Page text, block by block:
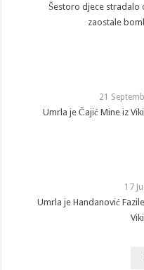
Šestoro djece stradalo
zaostale
21
Umrla je Čajić Mine iz
17
Umrla je Handanović